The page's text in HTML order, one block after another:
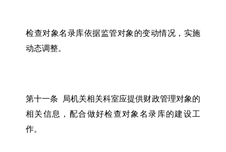
检查对象名录库依据监管对象的变动情况，实施
动态调整。
第十一条 局机关相关科室应提供财政管理对象的
相关信息，配合做好检查对象名录库的建设工
作。